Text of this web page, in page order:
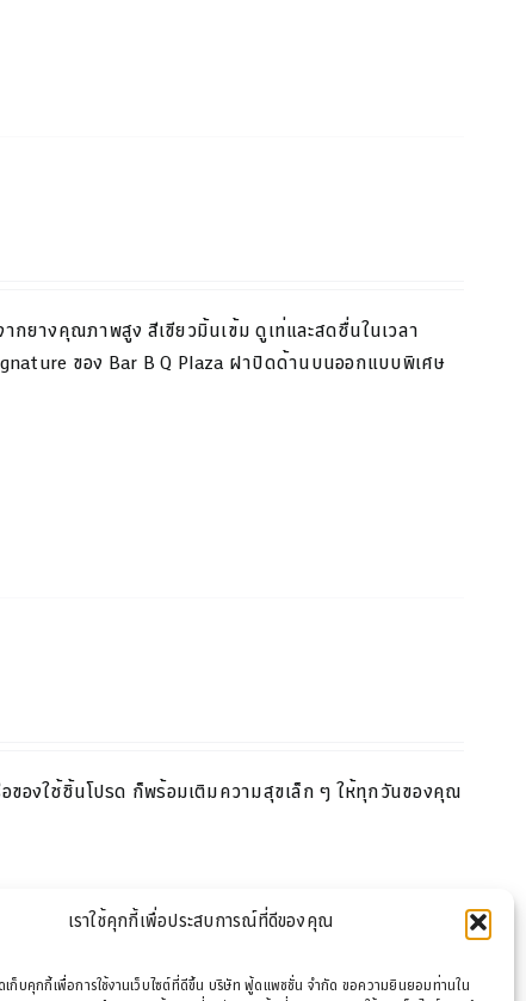
เราใช้คุกกี้เพื่อประสบการณ์ที่ดีของคุณ
เก็บคุกกี้เพื่อการใช้งานเว็บไซต์ที่ดีขึ้น บริษัท ฟู้ดแพชชั่น จำกัด ขอความยินยอมท่านใน
กยางคุณภาพสูง สีเขียวมิ้นเข้ม ดูเท่และสดชื่นในเวลา
ของ Bar B Q Plaza ฝาปิดด้านบนออกแบบพิเศษ
ของใช้ชิ้นโปรด ก็พร้อมเติมความสุขเล็ก ๆ ให้ทุกวันของคุณ